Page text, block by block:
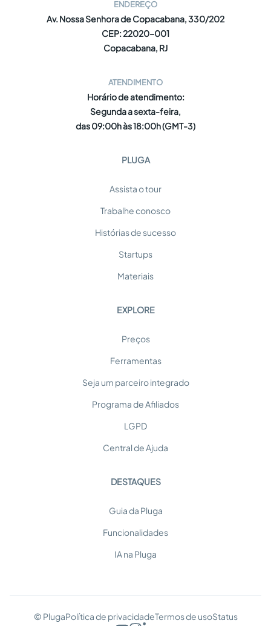
ENDEREÇO
Av. Nossa Senhora de Copacabana, 330/202
CEP: 22020-001
Copacabana, RJ
ATENDIMENTO
Horário de atendimento:
Segunda a sexta-feira,
das 09:00h às 18:00h (GMT-3)
PLUGA
Assista o tour
Trabalhe conosco
Histórias de sucesso
Startups
Materiais
EXPLORE
Preços
Ferramentas
Seja um parceiro integrado
Programa de Afiliados
LGPD
Central de Ajuda
DESTAQUES
Guia da Pluga
Funcionalidades
IA na Pluga
© PlugaPolítica de privacidadeTermos de usoStatus